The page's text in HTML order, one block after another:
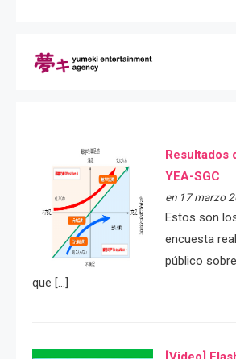
Resultados
YEA-SGC
en 17 marzo
Estos son
encuesta
público
que […]